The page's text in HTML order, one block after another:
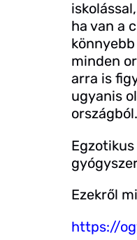
ha van a
minden
arra is
ugyanis
országból.
Ezekről
https://